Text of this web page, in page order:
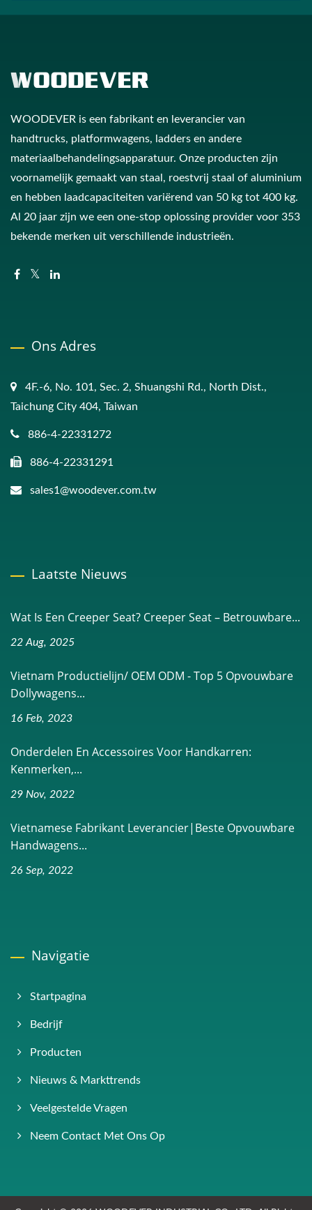
WOODEVER is een fabrikant en leverancier van
handtrucks, platformwagens, ladders en andere
materiaalbehandelingsapparatuur. Onze producten zijn
voornamelijk gemaakt van staal, roestvrij staal of aluminium
en hebben laadcapaciteiten variërend van 50 kg tot 400 kg.
Al 20 jaar zijn we een one-stop oplossing provider voor 353
bekende merken uit verschillende industrieën.
Ons Adres
4F.-6, No. 101, Sec. 2, Shuangshi Rd., North Dist.,
Taichung City 404, Taiwan
886-4-22331272
886-4-22331291
sales1@woodever.com.tw
Laatste Nieuws
Wat Is Een Creeper Seat? Creeper Seat – Betrouwbare...
22 Aug, 2025
Vietnam Productielijn/ OEM ODM - Top 5 Opvouwbare
Dollywagens...
16 Feb, 2023
Onderdelen En Accessoires Voor Handkarren:
Kenmerken,...
29 Nov, 2022
Vietnamese Fabrikant Leverancier|Beste Opvouwbare
Handwagens...
26 Sep, 2022
Navigatie
Startpagina
Bedrijf
Producten
Nieuws & Markttrends
Veelgestelde Vragen
Neem Contact Met Ons Op